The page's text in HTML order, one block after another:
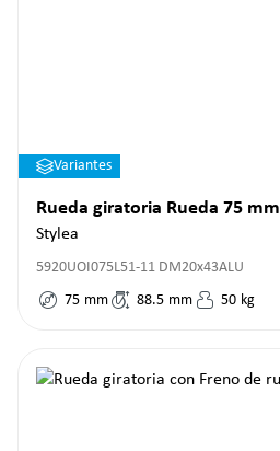
Variantes
Rueda giratoria Rueda 75 mm
Stylea
5920UOI075L51-11 DM20x43ALU
75 mm 88.5 mm 50 kg